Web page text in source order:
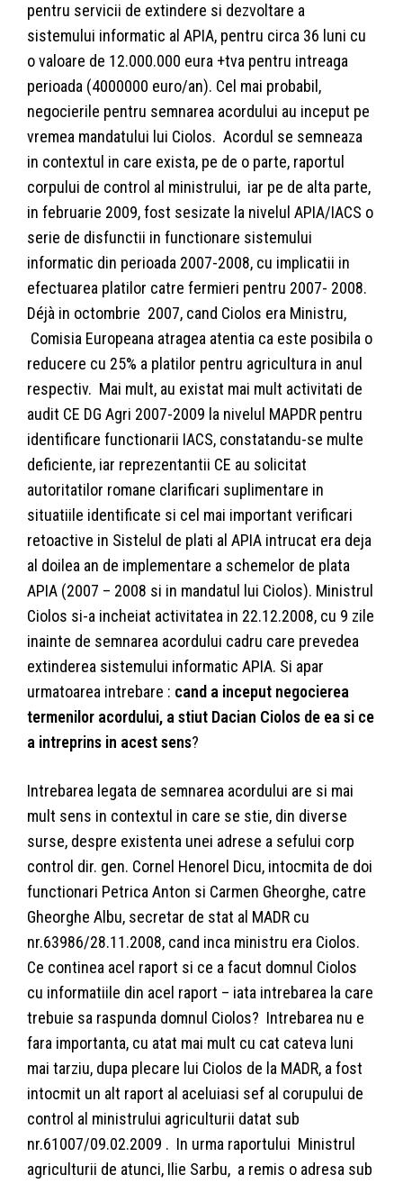
pentru servicii de extindere si dezvoltare a
sistemului informatic al APIA, pentru circa 36 luni cu
o valoare de 12.000.000 eura +tva pentru intreaga
perioada (4000000 euro/an). Cel mai probabil,
negocierile pentru semnarea acordului au inceput pe
vremea mandatului lui Ciolos. Acordul se semneaza
in contextul in care exista, pe de o parte, raportul
corpului de control al ministrului, iar pe de alta parte,
in februarie 2009, fost sesizate la nivelul APIA/IACS o
serie de disfunctii in functionare sistemului
informatic din perioada 2007-2008, cu implicatii in
efectuarea platilor catre fermieri pentru 2007- 2008.
Déjà in octombrie 2007, cand Ciolos era Ministru,
Comisia Europeana atragea atentia ca este posibila o
reducere cu 25% a platilor pentru agricultura in anul
respectiv. Mai mult, au existat mai mult activitati de
audit CE DG Agri 2007-2009 la nivelul MAPDR pentru
identificare functionarii IACS, constatandu-se multe
deficiente, iar reprezentantii CE au solicitat
autoritatilor romane clarificari suplimentare in
situatiile identificate si cel mai important verificari
retoactive in Sistelul de plati al APIA intrucat era deja
al doilea an de implementare a schemelor de plata
APIA (2007 – 2008 si in mandatul lui Ciolos). Ministrul
Ciolos si-a incheiat activitatea in 22.12.2008, cu 9 zile
inainte de semnarea acordului cadru care prevedea
extinderea sistemului informatic APIA. Si apar
urmatoarea intrebare : cand a inceput negocierea
termenilor acordului, a stiut Dacian Ciolos de ea si ce
a intreprins in acest sens?
Intrebarea legata de semnarea acordului are si mai
mult sens in contextul in care se stie, din diverse
surse, despre existenta unei adrese a sefului corp
control dir. gen. Cornel Henorel Dicu, intocmita de doi
functionari Petrica Anton si Carmen Gheorghe, catre
Gheorghe Albu, secretar de stat al MADR cu
nr.63986/28.11.2008, cand inca ministru era Ciolos.
Ce continea acel raport si ce a facut domnul Ciolos
cu informatiile din acel raport – iata intrebarea la care
trebuie sa raspunda domnul Ciolos? Intrebarea nu e
fara importanta, cu atat mai mult cu cat cateva luni
mai tarziu, dupa plecare lui Ciolos de la MADR, a fost
intocmit un alt raport al aceluiasi sef al corupului de
control al ministrului agriculturii datat sub
nr.61007/09.02.2009 . In urma raportului Ministrul
agriculturii de atunci, Ilie Sarbu, a remis o adresa sub